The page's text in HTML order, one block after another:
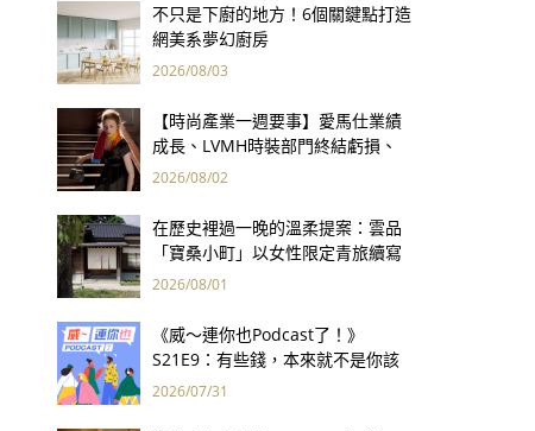
不只是下廚的地方！6個關鍵點打造
網美系夢幻廚房
2026/08/03
【時尚產業一週要事】愛馬仕業績
成長、LVMH時裝部門終結虧損、
Kering轉型策略初現成效、Prada
2026/08/02
在歷史裡過一晚的溫柔提案：雲品
「寶桑小町」以女性限定青旅續寫
台東老屋記憶
2026/08/01
《威～連你也Podcast了！》
S21E9：有些錢，本來就不是你該
賺的——讀《一個投機者的告白》
2026/07/31